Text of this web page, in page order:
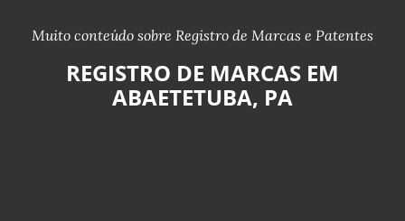
Muito conteúdo sobre Registro de Marcas e Patentes
REGISTRO DE MARCAS EM
ABAETETUBA, PA